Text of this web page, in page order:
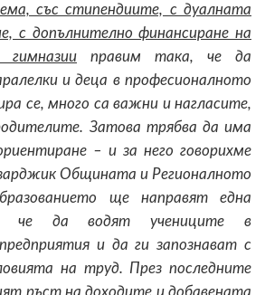
със стипендиите, с дуалната
с допълнително финансиране на
гимназии правим така, че да
и деца в професионалното
се, много са важни и нагласите,
Затова трябва да има
– и за него говорихме
Общината и Регионалното
ще направят една
че да водят учениците в
и да ги запознават с
на труд. През последните
ръст на доходите и добавената